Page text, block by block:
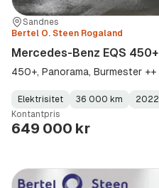
Sted:
Sandnes
Forhandler:
Bertel O. Steen Rogaland
Mercedes-Benz EQS 450+
450+, Panorama, Burmester ++
Fuel
Type:
Elektrisitet
Kilometerstand:
36 000 km
Model
Year:
2022
Gearbox
Type:
Kontantpris
649 000 kr